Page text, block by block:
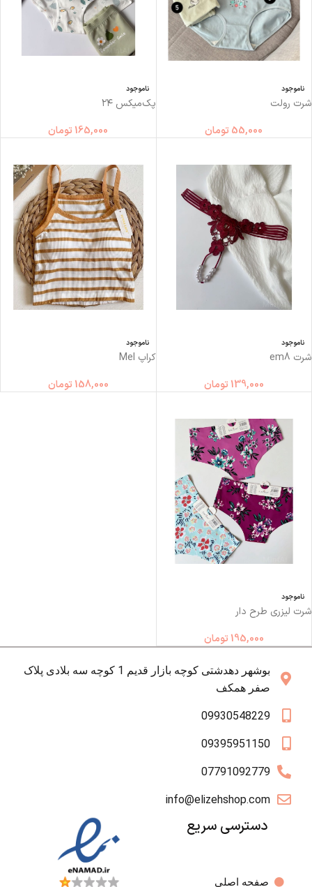
ناموجود
شرت رولت
55,000 تومان
ناموجود
پک‌میکس ۲۴
165,000 تومان
ناموجود
شرت em8
139,000 تومان
ناموجود
کراپ Mel
158,000 تومان
ناموجود
شرت لیزری طرح دار
195,000 تومان
بوشهر دهدشتی کوچه بازار قدیم 1 کوچه سه بلادی پلاک
صفر همکف
09930548229
09395951150
07791092779
info@elizehshop.com
دسترسی سریع
صفحه اصلی